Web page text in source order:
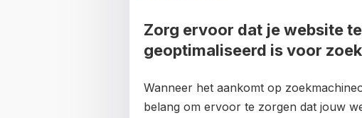
Zorg ervoor dat je website
geoptimaliseerd is voor
Wanneer het aankomt op
belang om ervoor te zorgen dat jouw